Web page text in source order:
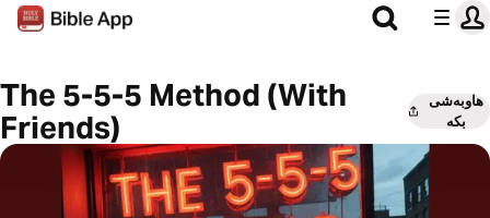
The 5-5-5 Method (With
Friends)
هاوبەشی
بکە